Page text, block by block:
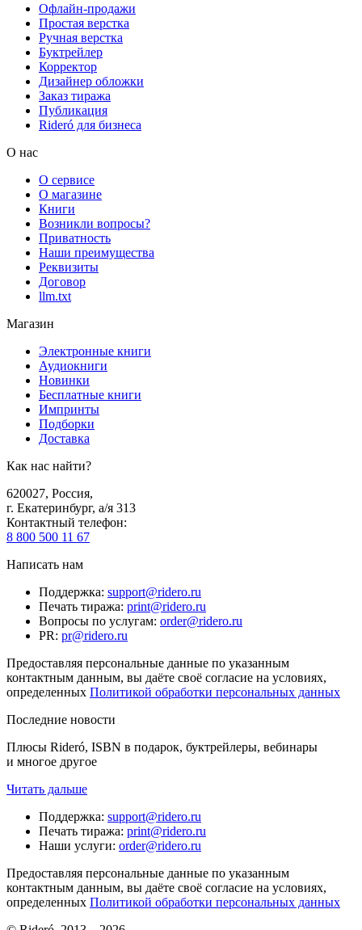
Офлайн-продажи
Простая верстка
Ручная верстка
Буктрейлер
Корректор
Дизайнер обложки
Заказ тиража
Публикация
Rideró для бизнеса
О нас
О сервисе
О магазине
Книги
Возникли вопросы?
Приватность
Наши преимущества
Реквизиты
Договор
llm.txt
Магазин
Электронные книги
Аудиокниги
Новинки
Бесплатные книги
Импринты
Подборки
Доставка
Как нас найти?
620027, Россия,
г. Екатеринбург, а/я 313
Контактный телефон:
8 800 500 11 67
Написать нам
Поддержка: support@ridero.ru
Печать тиража: print@ridero.ru
Вопросы по услугам: order@ridero.ru
PR: pr@ridero.ru
Предоставляя персональные данные по указанным
контактным данным, вы даёте своё согласие на условиях,
определенных Политикой обработки персональных данных
Последние новости
Плюсы Rideró, ISBN в подарок, буктрейлеры, вебинары
и многое другое
Читать дальше
Поддержка: support@ridero.ru
Печать тиража: print@ridero.ru
Наши услуги: order@ridero.ru
Предоставляя персональные данные по указанным
контактным данным, вы даёте своё согласие на условиях,
определенных Политикой обработки персональных данных